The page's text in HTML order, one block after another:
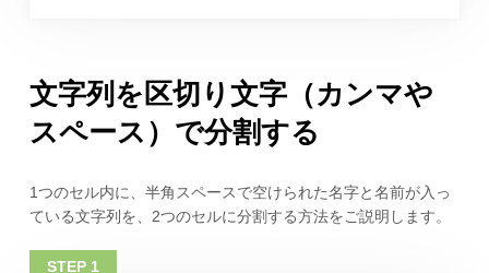
文字列を区切り文字（カンマや
スペース）で分割する
1つのセル内に、半角スペースで空けられた名字と名前が入っ
ている文字列を、2つのセルに分割する方法をご説明します。